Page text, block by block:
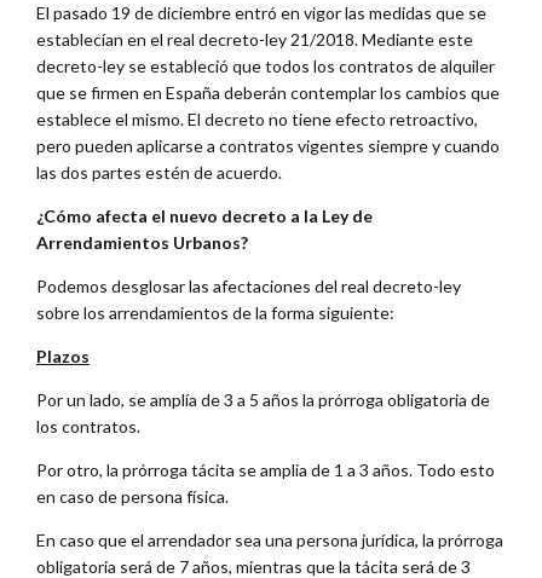
El pasado 19 de diciembre entró en vigor las medidas que se
establecían en el real decreto-ley 21/2018. Mediante este
decreto-ley se estableció que todos los contratos de alquiler
que se firmen en España deberán contemplar los cambios que
establece el mismo. El decreto no tiene efecto retroactivo,
pero pueden aplicarse a contratos vigentes siempre y cuando
las dos partes estén de acuerdo.
¿Cómo afecta el nuevo decreto a la Ley de
Arrendamientos Urbanos?
Podemos desglosar las afectaciones del real decreto-ley
sobre los arrendamientos de la forma siguiente:
Plazos
Por un lado, se amplía de 3 a 5 años la prórroga obligatoria de
los contratos.
Por otro, la prórroga tácita se amplia de 1 a 3 años. Todo esto
en caso de persona física.
En caso que el arrendador sea una persona jurídica, la prórroga
obligatoria será de 7 años, mientras que la tácita será de 3